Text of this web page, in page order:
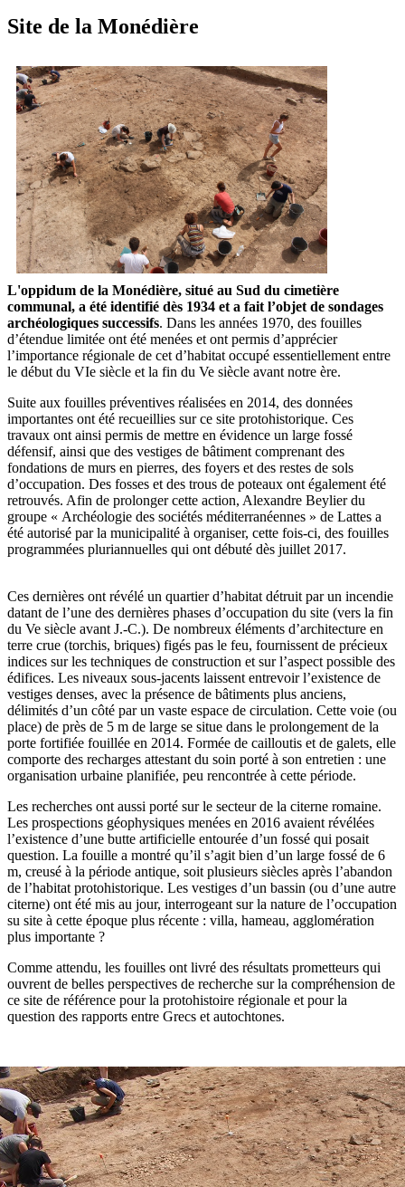
Site de la Monédière
L'oppidum de la Monédière, situé au Sud du cimetière
communal, a été identifié dès 1934 et a fait l’objet de sondages
archéologiques successifs. Dans les années 1970, des fouilles
d’étendue limitée ont été menées et ont permis d’apprécier
l’importance régionale de cet d’habitat occupé essentiellement entre
le début du VIe siècle et la fin du Ve siècle avant notre ère.
Suite aux fouilles préventives réalisées en 2014, des données
importantes ont été recueillies sur ce site protohistorique. Ces
travaux ont ainsi permis de mettre en évidence un large fossé
défensif, ainsi que des vestiges de bâtiment comprenant des
fondations de murs en pierres, des foyers et des restes de sols
d’occupation. Des fosses et des trous de poteaux ont également été
retrouvés. Afin de prolonger cette action, Alexandre Beylier du
groupe « Archéologie des sociétés méditerranéennes » de Lattes a
été autorisé par la municipalité à organiser, cette fois-ci, des fouilles
programmées pluriannuelles qui ont débuté dès juillet 2017.
Ces dernières ont révélé un quartier d’habitat détruit par un incendie
datant de l’une des dernières phases d’occupation du site (vers la fin
du Ve siècle avant J.-C.). De nombreux éléments d’architecture en
terre crue (torchis, briques) figés pas le feu, fournissent de précieux
indices sur les techniques de construction et sur l’aspect possible des
édifices. Les niveaux sous-jacents laissent entrevoir l’existence de
vestiges denses, avec la présence de bâtiments plus anciens,
délimités d’un côté par un vaste espace de circulation. Cette voie (ou
place) de près de 5 m de large se situe dans le prolongement de la
porte fortifiée fouillée en 2014. Formée de cailloutis et de galets, elle
comporte des recharges attestant du soin porté à son entretien : une
organisation urbaine planifiée, peu rencontrée à cette période.
Les recherches ont aussi porté sur le secteur de la citerne romaine.
Les prospections géophysiques menées en 2016 avaient révélées
l’existence d’une butte artificielle entourée d’un fossé qui posait
question. La fouille a montré qu’il s’agit bien d’un large fossé de 6
m, creusé à la période antique, soit plusieurs siècles après l’abandon
de l’habitat protohistorique. Les vestiges d’un bassin (ou d’une autre
citerne) ont été mis au jour, interrogeant sur la nature de l’occupation
su site à cette époque plus récente : villa, hameau, agglomération
plus importante ?
Comme attendu, les fouilles ont livré des résultats prometteurs qui
ouvrent de belles perspectives de recherche sur la compréhension de
ce site de référence pour la protohistoire régionale et pour la
question des rapports entre Grecs et autochtones.